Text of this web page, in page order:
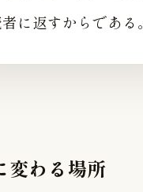
に返すからである。
変わる場所